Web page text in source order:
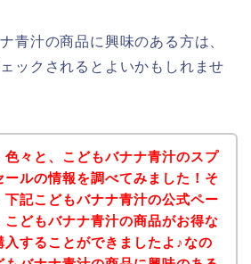
青汁の商品に興味のある方は、
ックされるとよいかもしれませ
色々と、こどもバナナ青汁のスプ
ールの情報を調べてみました！そ
下記こどもバナナ青汁の公式ペー
こどもバナナ青汁の商品がお得な
入することができましたよ♪なの